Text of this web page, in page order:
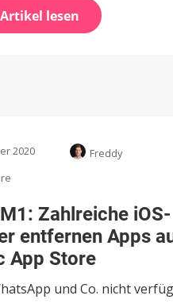
lesen
2020
Freddy
mit
M1:
Zahlreiche
iOS-
Entwickler
entfernen
Apps
Zahlreiche iOS-
entfernen Apps
App Store
und Co. nicht